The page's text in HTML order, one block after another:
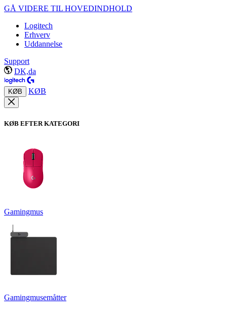
GÅ VIDERE TIL HOVEDINDHOLD
Logitech
Erhverv
Uddannelse
Support
DK,da
KØB KØB
KØB EFTER KATEGORI
Gamingmus
Gamingmusemåtter